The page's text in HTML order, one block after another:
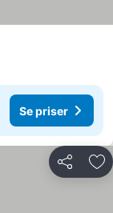
Se priser
Dela